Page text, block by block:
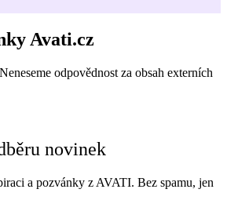
Avati.cz
odpovědnost za obsah externích
novinek
a pozvánky z AVATI. Bez spamu, jen